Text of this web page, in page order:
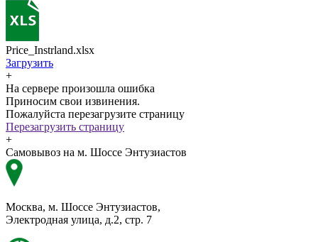
Price_Instrland.xlsx
Загрузить
+
На сервере произошла ошибка
Приносим свои извинения.
Пожалуйста перезагрузите страницу
Перезагрузить страницу
+
Самовывоз на м. Шоссе Энтузиастов
Москва, м. Шоссе Энтузиастов,
Электродная улица, д.2, стр. 7